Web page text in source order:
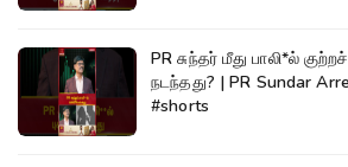
PR சுந்தர் மீது பாலி*ல்
நடந்தது? | PR Sundar
#shorts